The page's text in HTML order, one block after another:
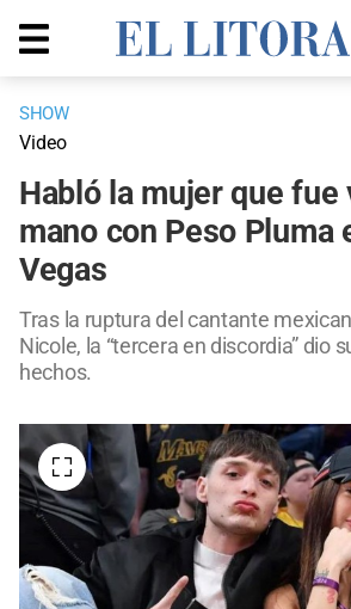
SHOW
Video
Habló la mujer que fue
mano con Peso Pluma
Vegas
Tras la ruptura del cantante
Nicole, la “tercera en discordia” dio
hechos.